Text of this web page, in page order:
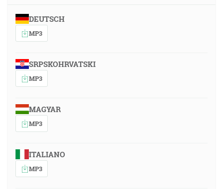
DEUTSCH
MP3
SRPSKOHRVATSKI
MP3
MAGYAR
MP3
ITALIANO
MP3